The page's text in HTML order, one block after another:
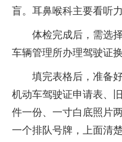
盲。耳鼻喉科主要看听力
体检完成后，需选
车辆管理所办理驾驶证换
填完表格后，准备
机动车驾驶证申请表、
件一份、一寸白底照片
一个排队号牌，上面清